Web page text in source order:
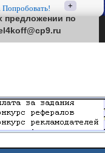
+
— монетизация
+
по